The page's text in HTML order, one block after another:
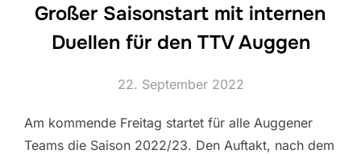
Großer Saisonstart mit internen
Duellen für den TTV Auggen
Veröffentlicht
22. September 2022
Am kommende Freitag startet für alle Auggener
Teams die Saison 2022/23. Den Auftakt, nach dem